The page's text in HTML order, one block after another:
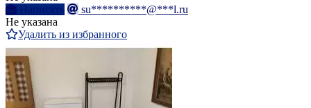
Написать
su**********@***l.ru
Не указана
Удалить из избранного